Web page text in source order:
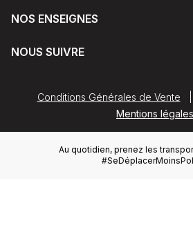
NOS ENSEIGNES
NOUS SUIVRE
Conditions Générales de Vente
Mentions légales
Au quotidien, prenez les